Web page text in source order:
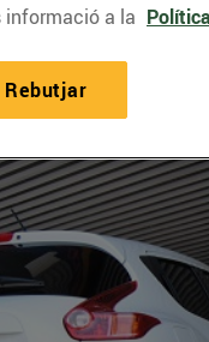
informació a la
Rebutjar